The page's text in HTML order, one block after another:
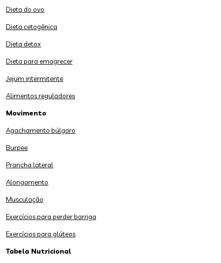
Dieta do ovo
Dieta cetogênica
Dieta detox
Dieta para emagrecer
Jejum intermitente
Alimentos reguladores
Movimento
Agachamento búlgaro
Burpee
Prancha lateral
Alongamento
Musculação
Exercícios para perder barriga
Exercícios para glúteos
Tabela Nutricional